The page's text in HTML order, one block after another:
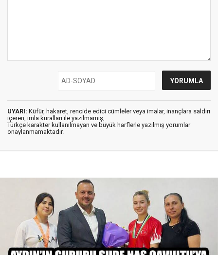
UYARI: Küfür, hakaret, rencide edici cümleler veya imalar, inançlara saldırı
içeren, imla kuralları ile yazılmamış,
Türkçe karakter kullanılmayan ve büyük harflerle yazılmış yorumlar
onaylanmamaktadır.